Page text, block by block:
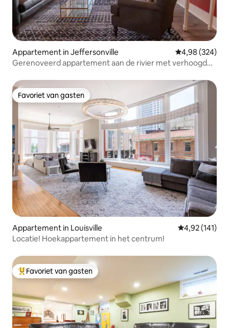
Appartement in Jeffersonville Gemiddelde
4,98 (324)
Gerenoveerd appartement aan de rivier met verhoogd
Favoriet van gasten
Favoriet van gasten
Appartement in Louisville Gemiddelde
4,92 (141)
Locatie! Hoekappartement in het centrum!
Topfavoriet van gasten
Favoriet van gasten